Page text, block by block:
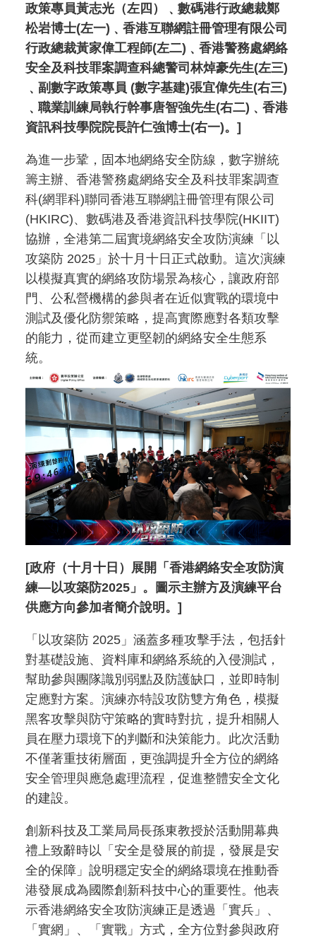
政策專員黃志光（左四）﹑數碼港行政總裁鄭
松岩博士(左一)﹑香港互聯網註冊管理有限公司
行政總裁黃家偉工程師(左二)﹑香港警務處網絡
安全及科技罪案調查科總警司林焯豪先生(左三)
﹑副數字政策專員 (數字基建)張宜偉先生(右三)
﹑職業訓練局執行幹事唐智強先生(右二)﹑香港
資訊科技學院院長許仁強博士(右一)。]
為進一步鞏，固本地網絡安全防線，數字辦統
籌主辦、香港警務處網絡安全及科技罪案調查
科(網罪科)聯同香港互聯網註冊管理有限公司
(HKIRC)、數碼港及香港資訊科技學院(HKIIT)
協辦，全港第二屆實境網絡安全攻防演練「以
攻築防 2025」於十月十日正式啟動。這次演練
以模擬真實的網絡攻防場景為核心，讓政府部
門、公私營機構的參與者在近似實戰的環境中
測試及優化防禦策略，提高實際應對各類攻擊
的能力，從而建立更堅韌的網絡安全生態系
統。
[政府（十月十日）展開「香港網絡安全攻防演
練—以攻築防2025」。圖示主辦方及演練平台
供應方向參加者簡介說明。]
「以攻築防 2025」涵蓋多種攻擊手法，包括針
對基礎設施、資料庫和網絡系統的入侵測試，
幫助參與團隊識別弱點及防護缺口，並即時制
定應對方案。演練亦特設攻防雙方角色，模擬
黑客攻擊與防守策略的實時對抗，提升相關人
員在壓力環境下的判斷和決策能力。此次活動
不僅著重技術層面，更強調提升全方位的網絡
安全管理與應急處理流程，促進整體安全文化
的建設。
創新科技及工業局局長孫東教授於活動開幕典
禮上致辭時以「安全是發展的前提，發展是安
全的保障」說明穩定安全的網絡環境在推動香
港發展成為國際創新科技中心的重要性。他表
示香港網絡安全攻防演練正是透過「實兵」、
「實網」、「實戰」方式，全方位對參與政府